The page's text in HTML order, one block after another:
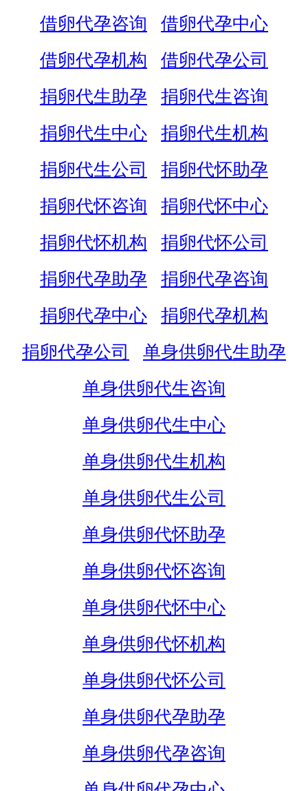
借卵代孕咨询
借卵代孕中心
借卵代孕机构
借卵代孕公司
捐卵代生助孕
捐卵代生咨询
捐卵代生中心
捐卵代生机构
捐卵代生公司
捐卵代怀助孕
捐卵代怀咨询
捐卵代怀中心
捐卵代怀机构
捐卵代怀公司
捐卵代孕助孕
捐卵代孕咨询
捐卵代孕中心
捐卵代孕机构
捐卵代孕公司
单身供卵代生助孕
单身供卵代生咨询
单身供卵代生中心
单身供卵代生机构
单身供卵代生公司
单身供卵代怀助孕
单身供卵代怀咨询
单身供卵代怀中心
单身供卵代怀机构
单身供卵代怀公司
单身供卵代孕助孕
单身供卵代孕咨询